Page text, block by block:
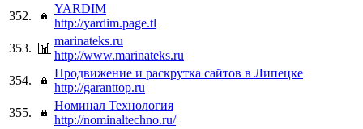
352.
YARDIM
http://yardim.page.tl
353.
marinateks.ru
http://www.marinateks.ru
354.
Продвижение и раскрутка сайтов в Липецке
http://garanttop.ru
355.
Номинал Технология
http://nominaltechno.ru/